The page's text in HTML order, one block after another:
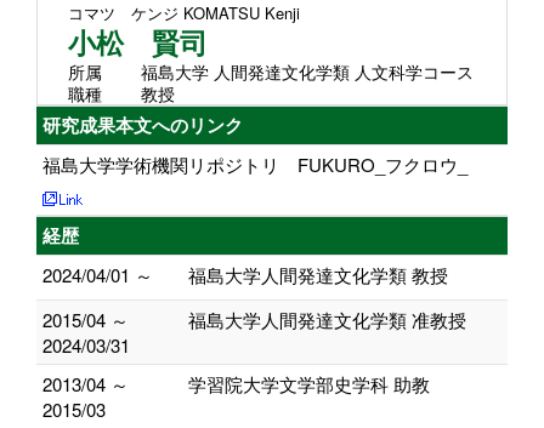
コマツ ケンジ KOMATSU Kenji
小松 賢司
所属
福島大学 人間発達文化学類 人文科学コース
職種
教授
研究成果本文へのリンク
福島大学学術機関リポジトリ FUKURO_フクロウ_
経歴
2024/04/01 ～
福島大学人間発達文化学類 教授
2015/04 ～
2024/03/31
福島大学人間発達文化学類 准教授
2013/04 ～
2015/03
学習院大学文学部史学科 助教